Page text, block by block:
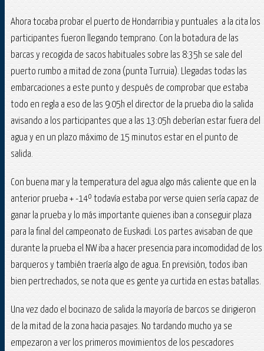
Ahora tocaba probar el puerto de Hondarribia y puntuales a la cita los
participantes fueron llegando temprano. Con la botadura de las
barcas y recogida de sacos habituales sobre las 8:35h se sale del
puerto rumbo a mitad de zona (punta Turruia). Llegadas todas las
embarcaciones a este punto y después de comprobar que estaba
todo en regla a eso de las 9:05h el director de la prueba dio la salida
avisando a los participantes que a las 13:05h deberían estar fuera del
agua y en un plazo máximo de 15 minutos estar en el punto de
salida.
Con buena mar y la temperatura del agua algo más caliente que en la
anterior prueba + -14º todavía estaba por verse quien sería capaz de
ganar la prueba y lo más importante quienes iban a conseguir plaza
para la final del campeonato de Euskadi. Los partes avisaban de que
durante la prueba el NW iba a hacer presencia para incomodidad de los
barqueros y también traería algo de agua. En previsión, todos iban
bien pertrechados, se nota que es gente ya curtida en estas batallas.
Una vez dado el bocinazo de salida la mayoría de barcos se dirigieron
de la mitad de la zona hacia pasajes. No tardando mucho ya se
empezaron a ver los primeros movimientos de los pescadores